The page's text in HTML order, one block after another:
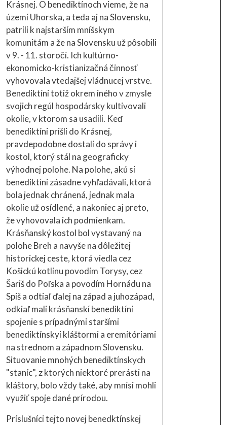
Krásnej. O benediktínoch vieme, že na
území Uhorska, a teda aj na Slovensku,
patrili k najstarším mníšskym
komunitám a že na Slovensku už pôsobili
v 9. - 11. storočí. Ich kultúrno-
ekonomicko-kristianizačná činnosť
vyhovovala vtedajšej vládnucej vrstve.
Benediktíni totiž okrem iného v zmysle
svojich regúl hospodársky kultivovali
okolie, v ktorom sa usadili. Keď
benediktíni prišli do Krásnej,
pravdepodobne dostali do správy i
kostol, ktorý stál na geograficky
výhodnej polohe. Na polohe, akú si
benediktíni zásadne vyhľadávali, ktorá
bola jednak chránená, jednak mala
okolie už osídlené, a nakoniec aj preto,
že vyhovovala ich podmienkam.
Krásňanský kostol bol vystavaný na
polohe Breh a navyše na dôležitej
historickej ceste, ktorá viedla cez
Košickú kotlinu povodím Torysy, cez
Šariš do Poľska a povodím Hornádu na
Spiš a odtiaľ ďalej na západ a juhozápad,
odkiaľ mali krásňanskí benediktíni
spojenie s prípadnými staršími
benediktínskyi kláštormi a eremitóriami
na strednom a západnom Slovensku.
Situovanie mnohých benediktínskych
"staníc", z ktorých niektoré prerásti na
kláštory, bolo vždy také, aby mnísi mohli
využiť spoje dané prírodou.
Príslušníci tejto novej benedktínskej